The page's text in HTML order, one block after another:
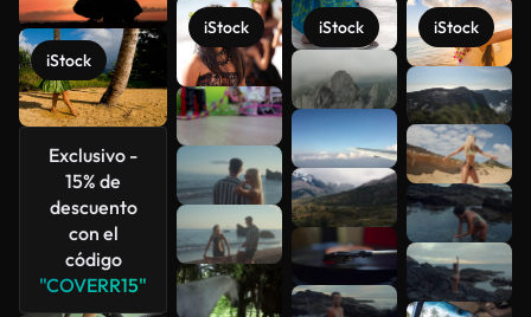
iStock
Exclusivo -
15% de
descuento
con el
código
"COVERR15"
iStock iStock iStock
Ver más